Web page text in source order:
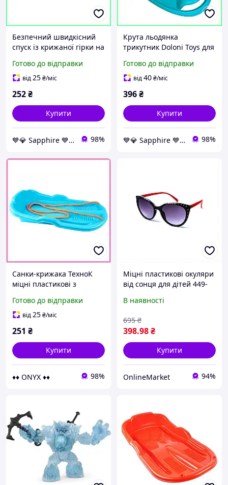
Безпечний швидкісний
спуск із крижаної гірки на
крижалях з ручкою для
дітей до 20 кг блакитних
Готово до відправки
від25₴/міс
252₴
Купити
💙💎 Sapphire 💙💎 98%
Крута льодянка
трикутник Doloni Toys для
пластикові санки тарілка
блакитні
Готово до відправки
від40₴/міс
396₴
Купити
💙💎 Sapphire 💙💎 98%
Санки-крижака ТехноК
міцні пластикові з
дітей до 20 кг зимові
блакитні 62х36 см
Готово до відправки
від25₴/міс
251 ₴
Купити
♦♦ ONYX ♦♦ 98%
Міцні пластикові окуляри
від сонця для дітей 449-
В наявності
398.98₴
695 ₴
Купити
OnlineMarket 94%